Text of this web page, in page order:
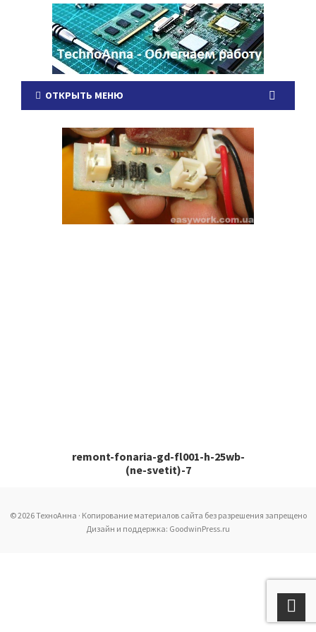
ОТКРЫТЬ МЕНЮ
remont-fonaria-gd-fl001-h-25wb-
(ne-svetit)-7
© 2026 ТехноАнна · Копирование материалов сайта без разрешения запрещено
Дизайн и поддержка: GoodwinPress.ru